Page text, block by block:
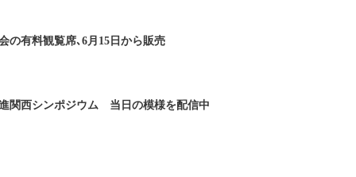
の有料観覧席､6月15日から販売
関西シンポジウム 当日の模様を配信中